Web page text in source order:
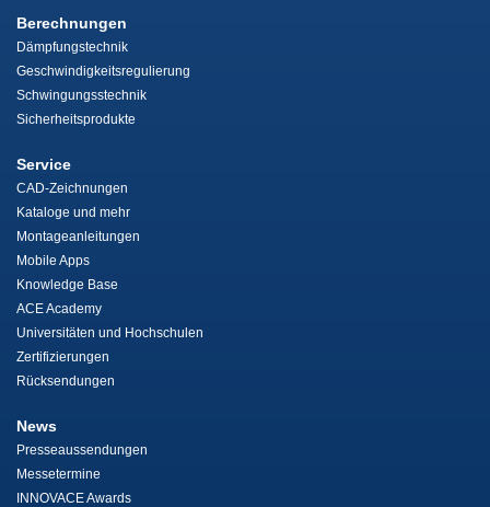
Berechnungen
Dämpfungstechnik
Geschwindigkeitsregulierung
Schwingungsstechnik
Sicherheitsprodukte
Service
CAD-Zeichnungen
Kataloge und mehr
Montageanleitungen
Mobile Apps
Knowledge Base
ACE Academy
Universitäten und Hochschulen
Zertifizierungen
Rücksendungen
News
Presseaussendungen
Messetermine
INNOVACE Awards